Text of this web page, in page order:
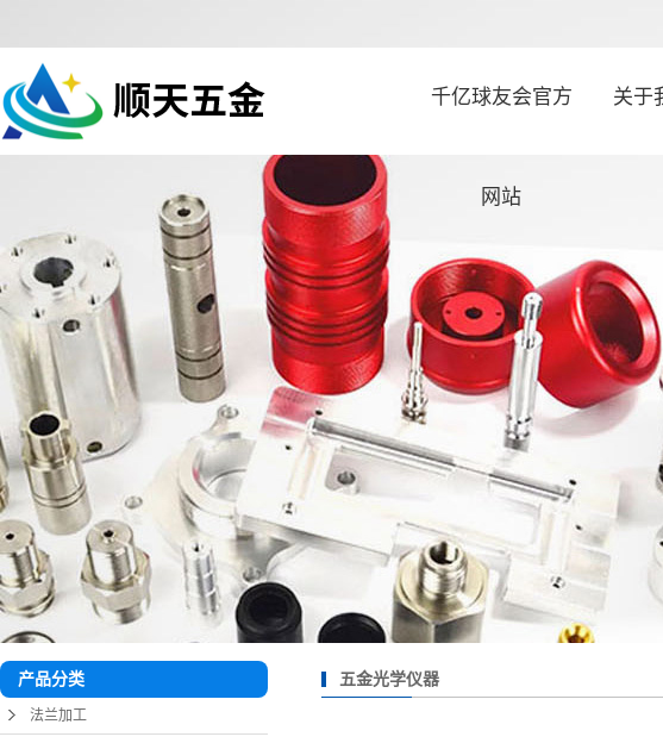
千亿球友会官方
网站
关于
产品分类
法兰加工
五金光学仪器